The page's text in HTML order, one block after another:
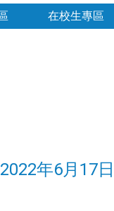
在校生專區
年6月17